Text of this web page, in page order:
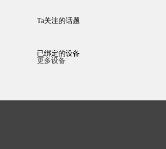
Ta关注的话题
已绑定的设备
更多设备